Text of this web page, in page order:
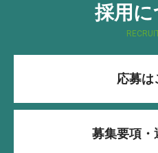
採用に
応募は
募集要項・